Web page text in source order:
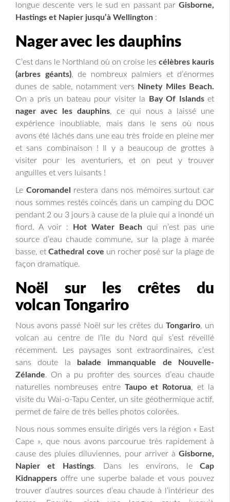
longue descente vers le sud en passant par Gisborne,
Hastings et Napier jusqu’à Wellington :
Nager avec les dauphins
C’est dans le Northland où on croise les célèbres kauris
(arbres géants), de nombreux palmiers et d’énormes
dunes de sable, notamment vers
Ninety Miles Beach.
On a pris un bateau pour visiter la
Bay Of Islandset
nager avec les dauphins, ce qui nous a laissé une
expérience inoubliable, mais dans le sens où nous
avons été lâchés dans une eau très froide en pleine mer
et sans combinaison ! Il y a beaucoup de grottes à
visiter pour les aventuriers, et on peut y trouver
anguilles et vers luisants !
Le Coromandel
restera dans nos mémoires surtout car
nous sommes restés coincés dans un camping du DOC
pendant 2 ou 3 jours à cause de la pluie qui a inondé un
fiord. A voir :
Hot Water Beach qui n’est pas une
source d’eau chaude commune, sur la plage à marée
basse, et Cathedral cove un rocher posé sur la plage de
façon dramatique.
Noël sur les crêtes du
volcan Tongariro
Nous avons passé Noël sur les crêtes du Tongariro, un
volcan au centre de l’île du Nord qui s’est réveillé
récemment. Les paysages sont extraordinaires, c’est
sans doute la
balade immanquable de Nouvelle-
Zélande. On a pu profiter des sources d’eau chaude
naturelles nombreuses entre Taupo et Rotorua, et la
visite du Wai-o-Tapu Center, un site géothermique actif,
permet de faire de très belles photos colorées.
Nous nous sommes ensuite dirigés vers la région « East
Cape », que nous avons parcourue très rapidement à
cause des pluies diluviennes, pour arriver à Gisborne,
Napier et Hastings. Dans les environs, leCap
Kidnappers offre une superbe balade et vous pouvez
trouver d’autres sources d’eau chaude à l’intérieur des